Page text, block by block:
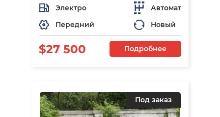
Электро
Автомат
Передний
Новый
$27 500 Подробнее
Под заказ